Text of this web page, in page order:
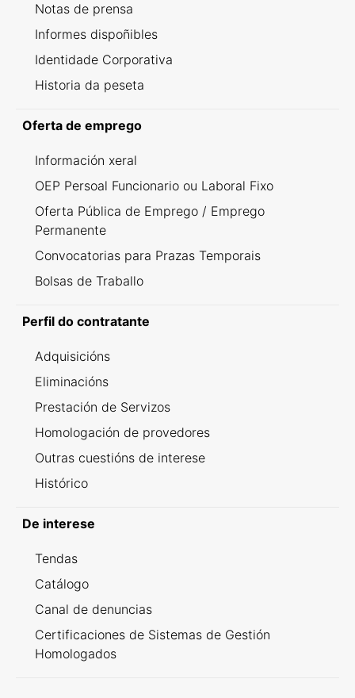
Notas de prensa
Informes dispoñibles
Identidade Corporativa
Historia da peseta
Oferta de emprego
Información xeral
OEP Persoal Funcionario ou Laboral Fixo
Oferta Pública de Emprego / Emprego
Permanente
Convocatorias para Prazas Temporais
Bolsas de Traballo
Perfil do contratante
Adquisicións
Eliminacións
Prestación de Servizos
Homologación de provedores
Outras cuestións de interese
Histórico
De interese
Tendas
Catálogo
Canal de denuncias
Certificaciones de Sistemas de Gestión
Homologados